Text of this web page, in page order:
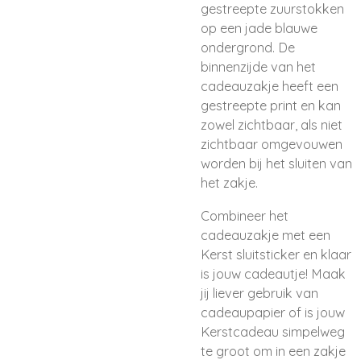
gestreepte zuurstokken
op een jade blauwe
ondergrond. De
binnenzijde van het
cadeauzakje heeft een
gestreepte print en kan
zowel zichtbaar, als niet
zichtbaar omgevouwen
worden bij het sluiten van
het zakje.
Combineer het
cadeauzakje met een
Kerst sluitsticker en klaar
is jouw cadeautje! Maak
jij liever gebruik van
cadeaupapier of is jouw
Kerstcadeau simpelweg
te groot om in een zakje